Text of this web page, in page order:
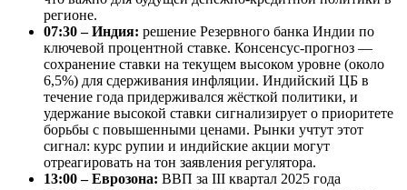
регионе.
07:30 – Индия: решение Резервного банка Индии по
ключевой процентной ставке. Консенсус-прогноз —
сохранение ставки на текущем высоком уровне (около
6,5%) для сдерживания инфляции. Индийский ЦБ в
течение года придерживался жёсткой политики, и
удержание высокой ставки сигнализирует о приоритете
борьбы с повышенными ценами. Рынки учтут этот
сигнал: курс рупии и индийские акции могут
отреагировать на тон заявления регулятора.
13:00 – Еврозона: ВВП за III квартал 2025 года